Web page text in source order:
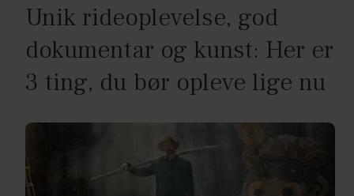
Unik rideoplevelse, god
dokumentar og kunst: Her er
3 ting, du bør opleve lige nu